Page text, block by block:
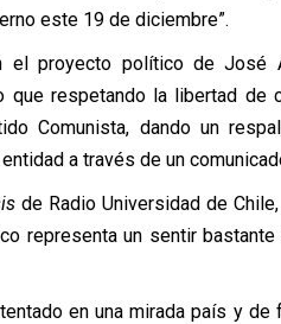
este 19 de diciembre”.
el proyecto político de José
respetando la libertad de
Comunista, dando un
a través de un
de Radio Universidad de
representa un sentir bastante
en una mirada país y de